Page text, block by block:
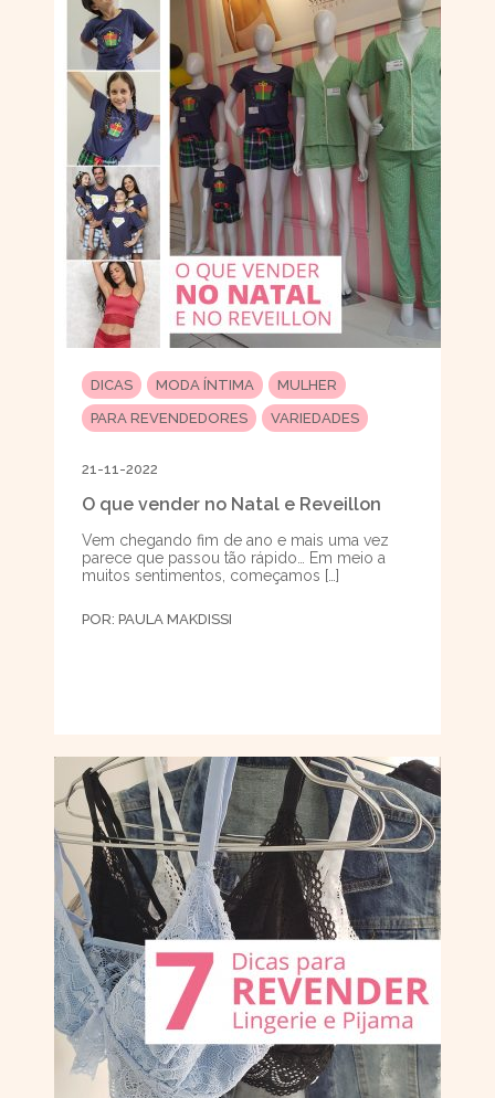
DICAS MODA ÍNTIMA
MULHER
PARA REVENDEDORES
VARIEDADES
21-11-2022
O que vender no Natal e Reveillon
Vem chegando fim de ano e mais uma vez
parece que passou tão rápido… Em meio a
muitos sentimentos, começamos […]
POR: PAULA MAKDISSI